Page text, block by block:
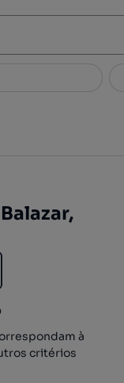
à
critérios